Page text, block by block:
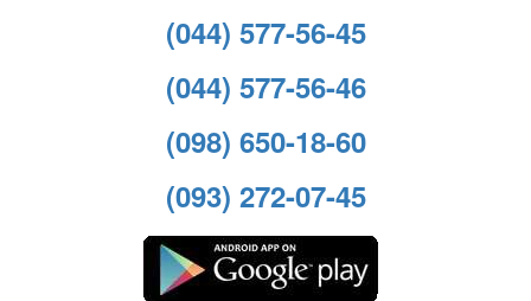
(044) 577-56-45
(044) 577-56-46
(098) 650-18-60
(093) 272-07-45